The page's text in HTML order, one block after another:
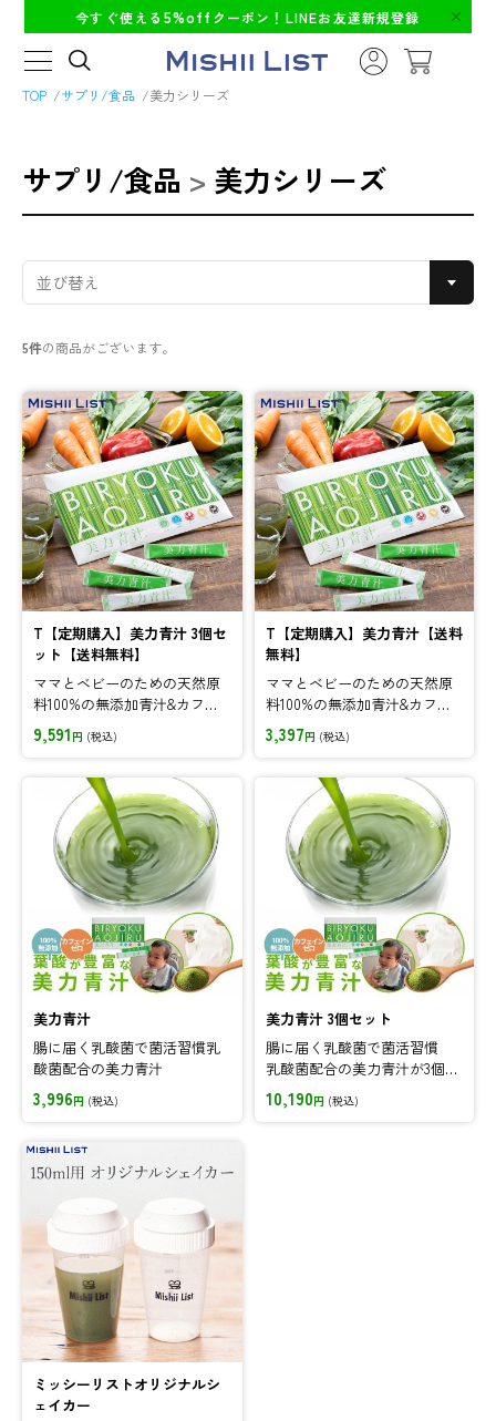
今すぐ使える 5%off クーポン！LINEお友達新規登録
TOP サプリ/食品 美力シリーズ
サプリ/食品 > 美力シリーズ
5件の商品がございます。
T【定期購入】美力青汁 3個セ
ット【送料無料】
ママとベビーのための天然原
料100%の無添加青汁&カフェ
イン0!♪定期購入なら毎月お
得に!
9,591 円 (税込)
T【定期購入】美力青汁【送料
無料】
ママとベビーのための天然原
料100%の無添加青汁&カフェ
イン0!♪定期購入なら毎月お
得に!
3,397円 (税込)
美力青汁
腸に届く乳酸菌で菌活習慣乳
酸菌配合の美力青汁
3,996円 (税込)
美力青汁 3個セット
腸に届く乳酸菌で菌活習慣
乳酸菌配合の美力青汁が3個セ
ットなら15%OFF!
10,190円 (税込)
ミッシーリストオリジナルシ
ェイカー